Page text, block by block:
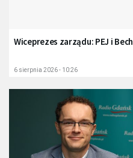
Wiceprezes zarządu: PEJ i
6 sierpnia 2026 - 10:26